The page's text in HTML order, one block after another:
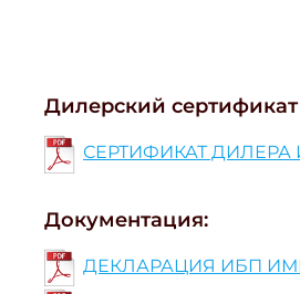
Дилерский сертификат
СЕРТИФИКАТ
Документация:
ДЕКЛАРАЦИЯ ИБП